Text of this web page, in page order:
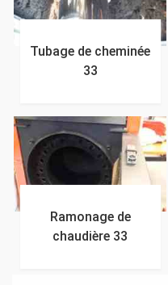
Tubage de cheminée
33
Ramonage de
chaudière 33